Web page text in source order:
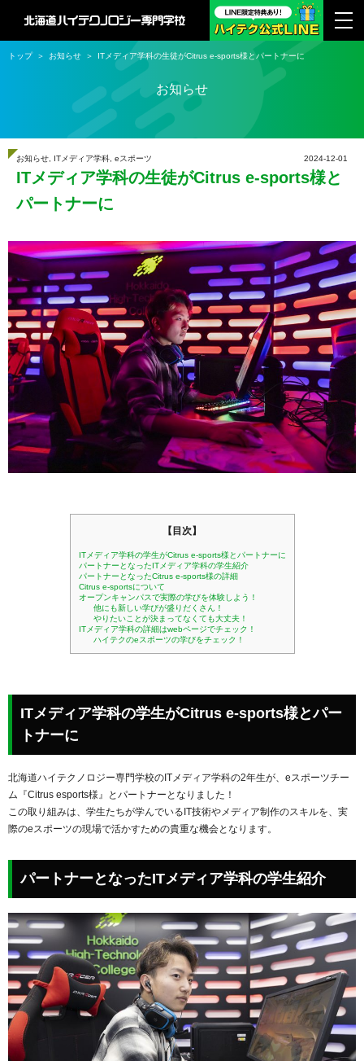
お知らせ
トップ お知らせ ITメディア学科の生徒がCitrus e-sports様とパートナーに
2024-12-01
お知らせ ITメディア学科 eスポーツ
ITメディア学科の生徒がCitrus e-sports様と
パートナーに
【目次】
ITメディア学科の学生がCitrus e-sports様とパートナーに
パートナーとなったITメディア学科の学生紹介
パートナーとなったCitrus e-sports様の詳細
Citrus e-sportsについて
オープンキャンパスで実際の学びを体験しよう！
他にも新しい学びが盛りだくさん！
やりたいことが決まってなくても大丈夫！
ITメディア学科の詳細はwebページでチェック！
ハイテクのeスポーツの学びをチェック！
ITメディア学科の学生がCitrus e-sports様とパー
トナーに
北海道ハイテクノロジー専門学校のITメディア学科の2年生が、eスポーツチー
ム『Citrus esports様』とパートナーとなりました！
この取り組みは、学生たちが学んでいるIT技術やメディア制作のスキルを、実
際のeスポーツの現場で活かすための貴重な機会となります。
パートナーとなったITメディア学科の学生紹介